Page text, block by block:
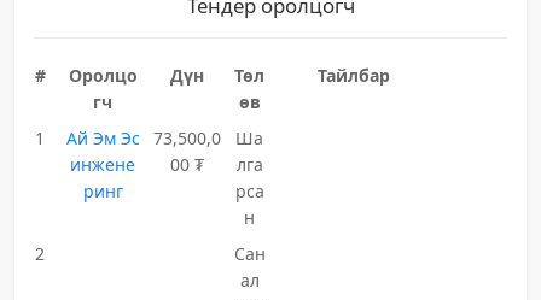
#
Оролцо
гч
Дүн
Төл
өв
Тайлбар
1
Ай Эм Эс
инжене
ринг
73,500,0
00 ₮
Ша
лга
рса
н
2
Сан
ал